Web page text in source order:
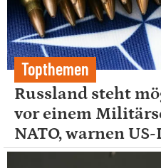
Topthemen
Russland steht
vor einem
NATO, warnen